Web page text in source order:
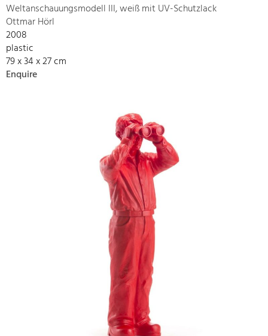
Weltanschauungsmodell III, weiß mit UV-Schutzlack
Ottmar Hörl
2008
plastic
79 x 34 x 27 cm
Enquire